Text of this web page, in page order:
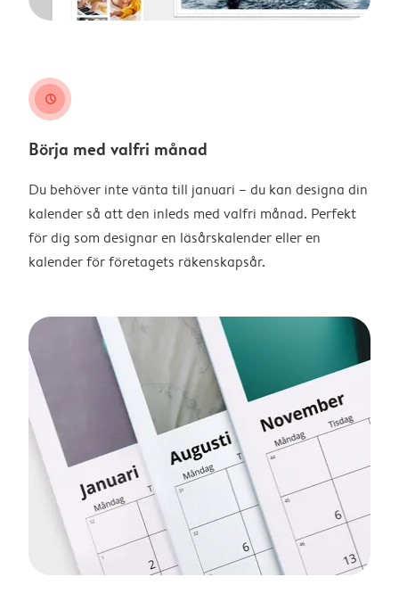
clock
Börja med valfri månad
Du behöver inte vänta till januari – du kan designa din
kalender så att den inleds med valfri månad. Perfekt
för dig som designar en läsårskalender eller en
kalender för företagets räkenskapsår.